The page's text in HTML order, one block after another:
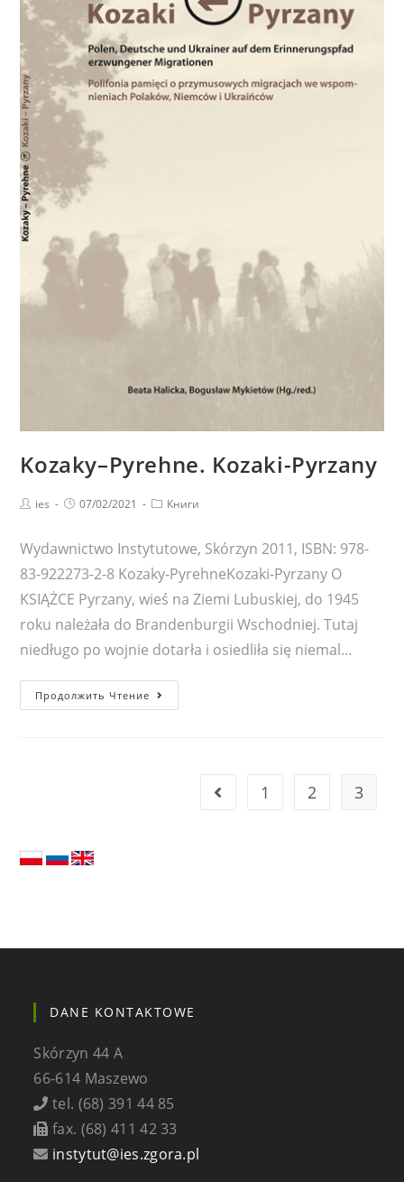
Kozaky–Pyrehne. Kozaki-Pyrzany
Posties
Запись
07/02/2021
PostКниги
Wydawnictwo Instytutowe, Skórzyn 2011, ISBN: 978-
83-922273-2-8 Kozaky-PyrehneKozaki-Pyrzany O
KSIĄŻCE Pyrzany, wieś na Ziemi Lubuskiej, do 1945
roku należała do Brandenburgii Wschodniej. Tutaj
niedługo po wojnie dotarła i osiedliła się niemal…
Продолжить Чтение
Go to the previous page
1 2 3
DANE KONTAKTOWE
Skórzyn 44 A
66-614 Maszewo
tel. (68) 391 44 85
fax. (68) 411 42 33
instytut@ies.zgora.pl